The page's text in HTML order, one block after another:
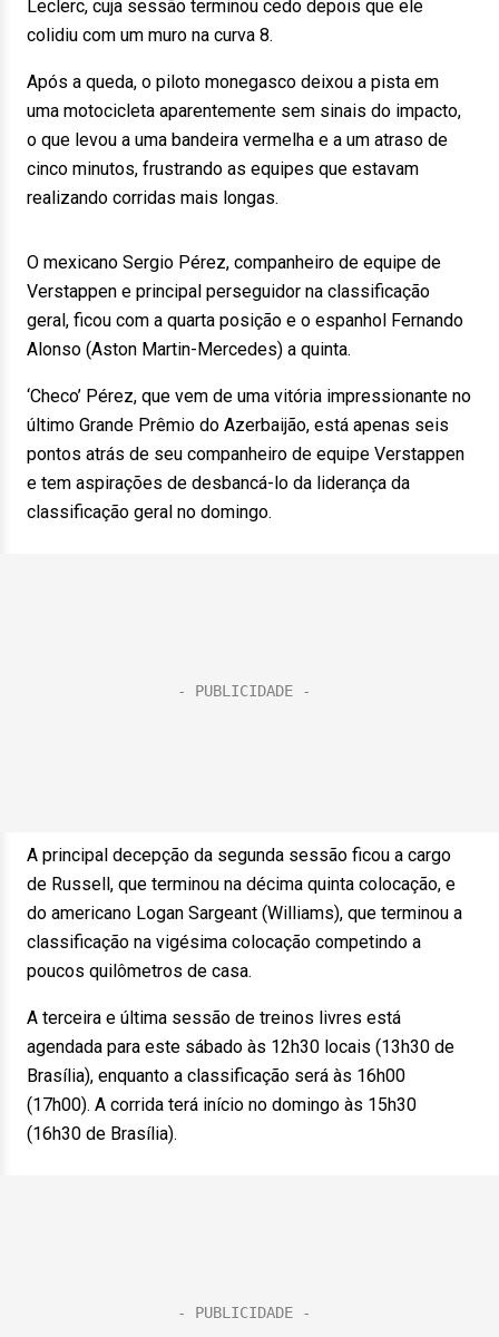
Leclerc, cuja sessão terminou cedo depois que ele
colidiu com um muro na curva 8.
Após a queda, o piloto monegasco deixou a pista em
uma motocicleta aparentemente sem sinais do impacto,
o que levou a uma bandeira vermelha e a um atraso de
cinco minutos, frustrando as equipes que estavam
realizando corridas mais longas.
O mexicano Sergio Pérez, companheiro de equipe de
Verstappen e principal perseguidor na classificação
geral, ficou com a quarta posição e o espanhol Fernando
Alonso (Aston Martin-Mercedes) a quinta.
‘Checo’ Pérez, que vem de uma vitória impressionante no
último Grande Prêmio do Azerbaijão, está apenas seis
pontos atrás de seu companheiro de equipe Verstappen
e tem aspirações de desbancá-lo da liderança da
classificação geral no domingo.
A principal decepção da segunda sessão ficou a cargo
de Russell, que terminou na décima quinta colocação, e
do americano Logan Sargeant (Williams), que terminou a
classificação na vigésima colocação competindo a
poucos quilômetros de casa.
A terceira e última sessão de treinos livres está
agendada para este sábado às 12h30 locais (13h30 de
Brasília), enquanto a classificação será às 16h00
(17h00). A corrida terá início no domingo às 15h30
(16h30 de Brasília).